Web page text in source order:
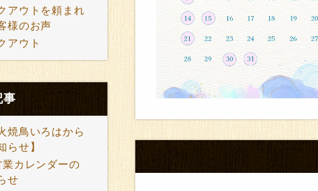
アウトを頼まれ
様のお声
アウト
事
焼鳥いろはから
らせ】
業カレンダーの
せ